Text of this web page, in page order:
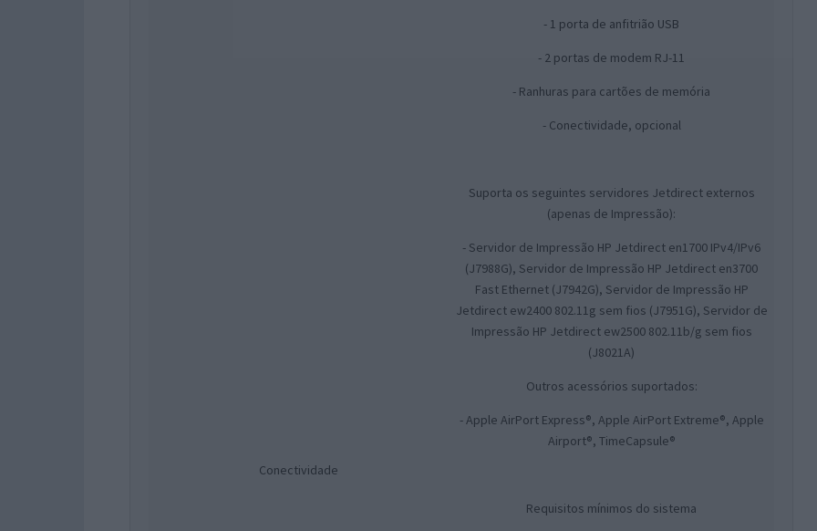
Conectividade
- 1 porta de anfitrião USB
- 2 portas de modem RJ-11
- Ranhuras para cartões de memória
- Conectividade, opcional
Suporta os seguintes servidores Jetdirect externos
(apenas de Impressão):
- Servidor de Impressão HP Jetdirect en1700 IPv4/IPv6
(J7988G), Servidor de Impressão HP Jetdirect en3700
Fast Ethernet (J7942G), Servidor de Impressão HP
Jetdirect ew2400 802.11g sem fios (J7951G), Servidor de
Impressão HP Jetdirect ew2500 802.11b/g sem fios
(J8021A)
Outros acessórios suportados:
- Apple AirPort Express®, Apple AirPort Extreme®, Apple
Airport®, TimeCapsule®
Requisitos mínimos do sistema